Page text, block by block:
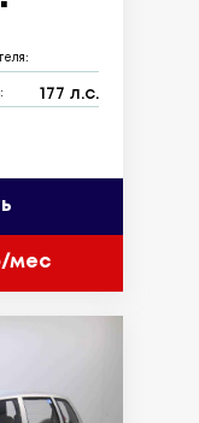
177 л.с.
мес